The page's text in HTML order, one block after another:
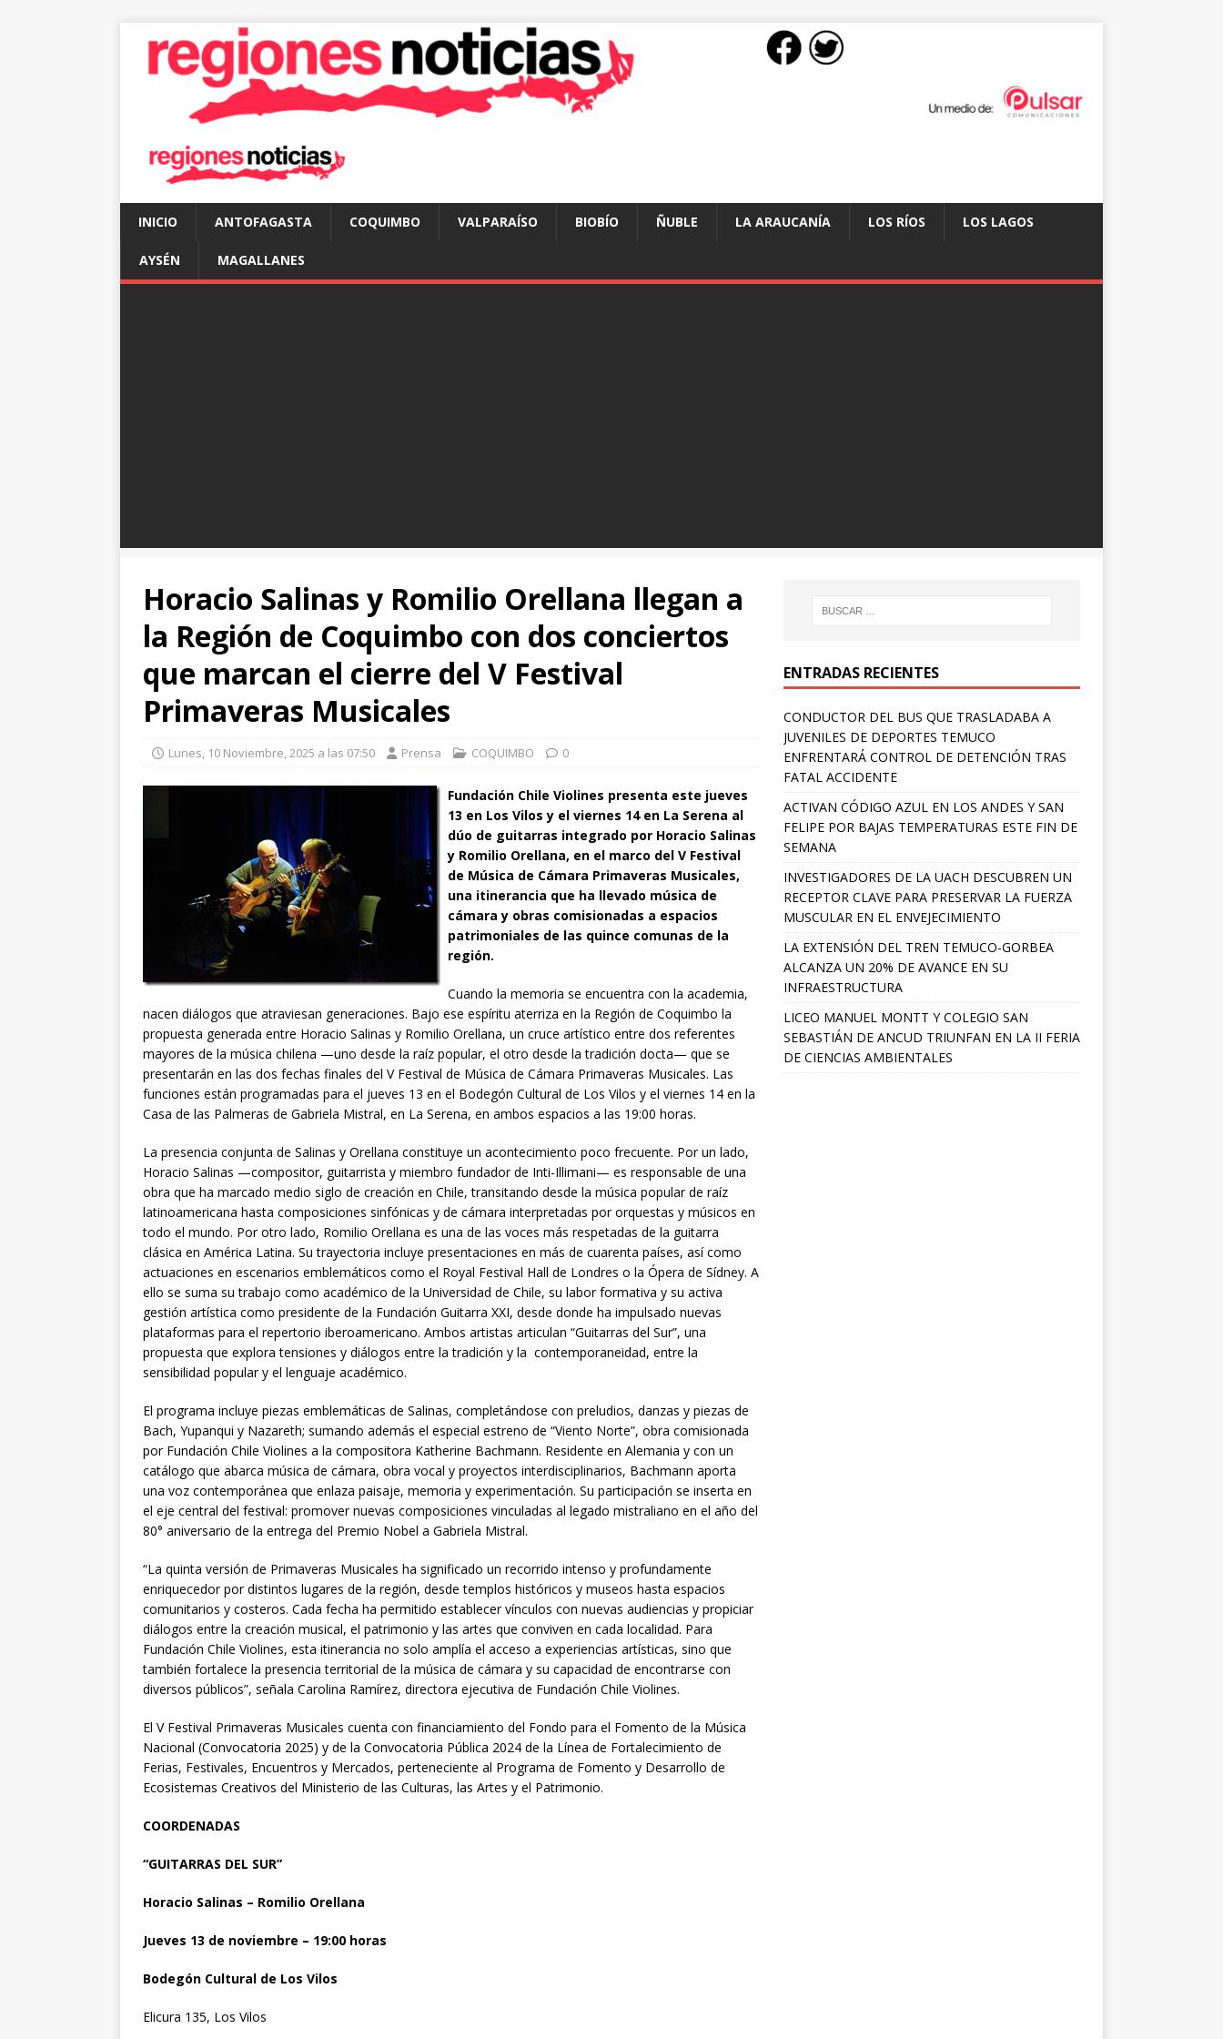
INICIO ANTOFAGASTA COQUIMBO VALPARAÍSO BIOBÍO ÑUBLE LA ARAUCANÍA LOS RÍOS LOS LAGOS
AYSÉN MAGALLANES
Horacio Salinas y Romilio Orellana llegan a
la Región de Coquimbo con dos conciertos
que marcan el cierre del V Festival
Primaveras Musicales
Lunes, 10 Noviembre, 2025 a las 07:50 Prensa COQUIMBO 0
Fundación Chile Violines presenta este jueves
13 en Los Vilos y el viernes 14 en La Serena al
dúo de guitarras integrado por Horacio Salinas
y Romilio Orellana, en el marco del V Festival
de Música de Cámara Primaveras Musicales,
una itinerancia que ha llevado música de
cámara y obras comisionadas a espacios
patrimoniales de las quince comunas de la
región.
Cuando la memoria se encuentra con la academia,
nacen diálogos que atraviesan generaciones. Bajo ese espíritu aterriza en la Región de Coquimbo la
propuesta generada entre Horacio Salinas y Romilio Orellana, un cruce artístico entre dos referentes
mayores de la música chilena —uno desde la raíz popular, el otro desde la tradición docta— que se
presentarán en las dos fechas finales del V Festival de Música de Cámara Primaveras Musicales. Las
funciones están programadas para el jueves 13 en el Bodegón Cultural de Los Vilos y el viernes 14 en la
Casa de las Palmeras de Gabriela Mistral, en La Serena, en ambos espacios a las 19:00 horas.
La presencia conjunta de Salinas y Orellana constituye un acontecimiento poco frecuente. Por un lado,
Horacio Salinas —compositor, guitarrista y miembro fundador de Inti-Illimani— es responsable de una
obra que ha marcado medio siglo de creación en Chile, transitando desde la música popular de raíz
latinoamericana hasta composiciones sinfónicas y de cámara interpretadas por orquestas y músicos en
todo el mundo. Por otro lado, Romilio Orellana es una de las voces más respetadas de la guitarra
clásica en América Latina. Su trayectoria incluye presentaciones en más de cuarenta países, así como
actuaciones en escenarios emblemáticos como el Royal Festival Hall de Londres o la Ópera de Sídney. A
ello se suma su trabajo como académico de la Universidad de Chile, su labor formativa y su activa
gestión artística como presidente de la Fundación Guitarra XXI, desde donde ha impulsado nuevas
plataformas para el repertorio iberoamericano. Ambos artistas articulan “Guitarras del Sur”, una
propuesta que explora tensiones y diálogos entre la tradición y la contemporaneidad, entre la
sensibilidad popular y el lenguaje académico.
El programa incluye piezas emblemáticas de Salinas, completándose con preludios, danzas y piezas de
Bach, Yupanqui y Nazareth; sumando además el especial estreno de “Viento Norte”, obra comisionada
por Fundación Chile Violines a la compositora Katherine Bachmann. Residente en Alemania y con un
catálogo que abarca música de cámara, obra vocal y proyectos interdisciplinarios, Bachmann aporta
una voz contemporánea que enlaza paisaje, memoria y experimentación. Su participación se inserta en
el eje central del festival: promover nuevas composiciones vinculadas al legado mistraliano en el año del
80° aniversario de la entrega del Premio Nobel a Gabriela Mistral.
“La quinta versión de Primaveras Musicales ha significado un recorrido intenso y profundamente
enriquecedor por distintos lugares de la región, desde templos históricos y museos hasta espacios
comunitarios y costeros. Cada fecha ha permitido establecer vínculos con nuevas audiencias y propiciar
diálogos entre la creación musical, el patrimonio y las artes que conviven en cada localidad. Para
Fundación Chile Violines, esta itinerancia no solo amplía el acceso a experiencias artísticas, sino que
también fortalece la presencia territorial de la música de cámara y su capacidad de encontrarse con
diversos públicos”, señala Carolina Ramírez, directora ejecutiva de Fundación Chile Violines.
El V Festival Primaveras Musicales cuenta con financiamiento del Fondo para el Fomento de la Música
Nacional (Convocatoria 2025) y de la Convocatoria Pública 2024 de la Línea de Fortalecimiento de
Ferias, Festivales, Encuentros y Mercados, perteneciente al Programa de Fomento y Desarrollo de
Ecosistemas Creativos del Ministerio de las Culturas, las Artes y el Patrimonio.
COORDENADAS
“GUITARRAS DEL SUR”
Horacio Salinas – Romilio Orellana
Jueves 13 de noviembre – 19:00 horas
Bodegón Cultural de Los Vilos
Elicura 135, Los Vilos
ENTRADAS RECIENTES
CONDUCTOR DEL BUS QUE TRASLADABA A
JUVENILES DE DEPORTES TEMUCO
ENFRENTARÁ CONTROL DE DETENCIÓN TRAS
FATAL ACCIDENTE
ACTIVAN CÓDIGO AZUL EN LOS ANDES Y SAN
FELIPE POR BAJAS TEMPERATURAS ESTE FIN DE
SEMANA
INVESTIGADORES DE LA UACH DESCUBREN UN
RECEPTOR CLAVE PARA PRESERVAR LA FUERZA
MUSCULAR EN EL ENVEJECIMIENTO
LA EXTENSIÓN DEL TREN TEMUCO-GORBEA
ALCANZA UN 20% DE AVANCE EN SU
INFRAESTRUCTURA
LICEO MANUEL MONTT Y COLEGIO SAN
SEBASTIÁN DE ANCUD TRIUNFAN EN LA II FERIA
DE CIENCIAS AMBIENTALES